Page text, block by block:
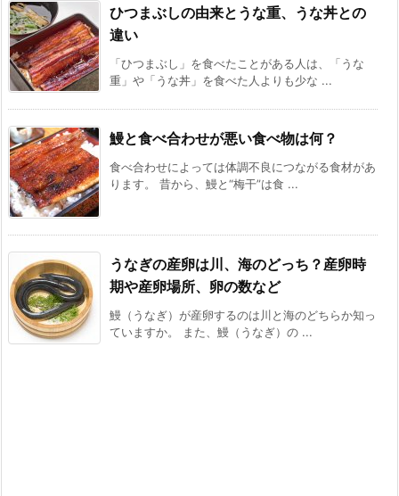
ひつまぶしの由来とうな重、うな丼との
違い
「ひつまぶし」を食べたことがある人は、「うな
重」や「うな丼」を食べた人よりも少な ...
鰻と食べ合わせが悪い食べ物は何？
食べ合わせによっては体調不良につながる食材があ
ります。 昔から、鰻と“梅干”は食 ...
うなぎの産卵は川、海のどっち？産卵時
期や産卵場所、卵の数など
鰻（うなぎ）が産卵するのは川と海のどちらか知っ
ていますか。 また、鰻（うなぎ）の ...